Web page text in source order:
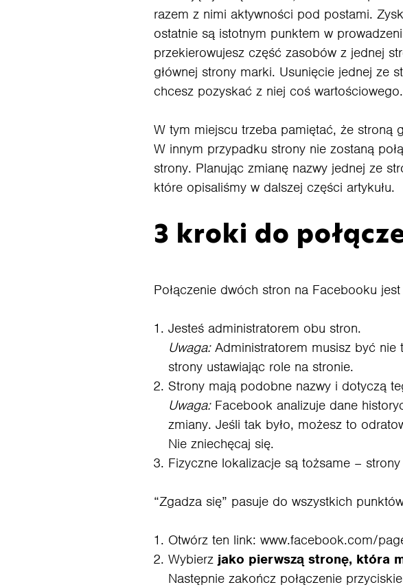
razem z nimi aktywności pod postami.
ostatnie są istotnym punktem w
przekierowujesz część zasobów z jednej
głównej strony marki. Usunięcie jednej ze
chcesz pozyskać z niej coś wartościowego.
W tym miejscu trzeba pamiętać, że stroną
W innym przypadku strony nie zostaną
strony. Planując zmianę nazwy jednej ze
które opisaliśmy w dalszej części artykułu.
3 kroki do
Połączenie dwóch stron na Facebooku
Jesteś administratorem obu stron.
Uwaga:Administratorem musisz być nie
strony ustawiając role na stronie.
Strony mają podobne nazwy i dotyczą
Uwaga:Facebook analizuje dane
zmiany. Jeśli tak było, możesz to
Nie zniechęcaj się.
Fizyczne lokalizacje są tożsame –
“Zgadza się” pasuje do wszystkich
Otwórz ten link: www.facebook.com/
Wybierzjako pierwszą stronę, która
Następnie zakończ połączenie